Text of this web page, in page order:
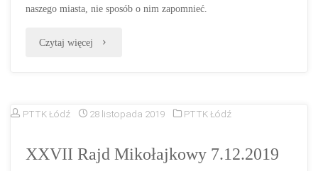
naszego miasta, nie sposób o nim zapomnieć.
Czytaj więcej „57.
1.02.
PTTK Łódź 28 listopada 2019 PTTK Łódź
XXVII Rajd Mikołajkowy 7.12.2019